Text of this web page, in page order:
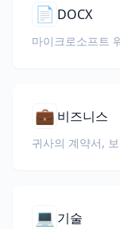
📄 DOCX
마이크로소프트
💼 비즈니스
귀사의 계약서,
💻 기술